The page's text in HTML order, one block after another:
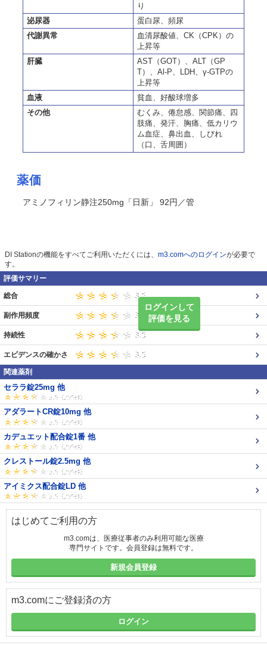
り
泌尿器
蛋白尿、頻尿
代謝異常
血清尿酸値、CK（CPK）の
上昇等
肝臓
AST（GOT）、ALT（GP
T）、Al-P、LDH、γ-GTPの
上昇等
血液
貧血、好酸球増多
その他
むくみ、倦怠感、関節痛、四
肢痛、発汗、胸痛、低カリウ
ム血症、鼻出血、しびれ
（口、舌周囲）
薬価
アミノフィリン静注250mg「日新」 92円／管
DI Stationの機能をすべてご利用いただくには、 m3.comへのログインが必要で
す。
評価サマリー
ログインして
評価を見る
総合
副作用頻度
持続性
エビデンスの確かさ
関連薬剤
セララ錠25mg 他
アダラートCR錠10mg 他
カデュエット配合錠1番 他
クレストール錠2.5mg 他
アイミクス配合錠LD 他
はじめてご利用の方
m3.comは、医療従事者のみ利用可能な医療
専門サイトです。会員登録は無料です。
新規会員登録
m3.comにご登録済の方
ログイン